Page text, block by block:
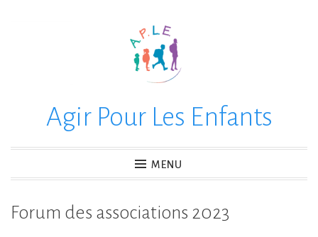
Agir Pour Les Enfants
MENU
Forum des associations 2023